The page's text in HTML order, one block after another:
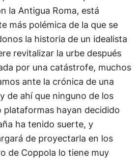
la Antigua Roma, está
más polémica de la que se
la historia de un idealista
revitalizar la urbe después
por una catástrofe, muchos
ante la crónica de una
de ahí que ninguno de los
plataformas hayan decidido
ha tenido suerte, y
de proyectarla en los
de Coppola lo tiene muy